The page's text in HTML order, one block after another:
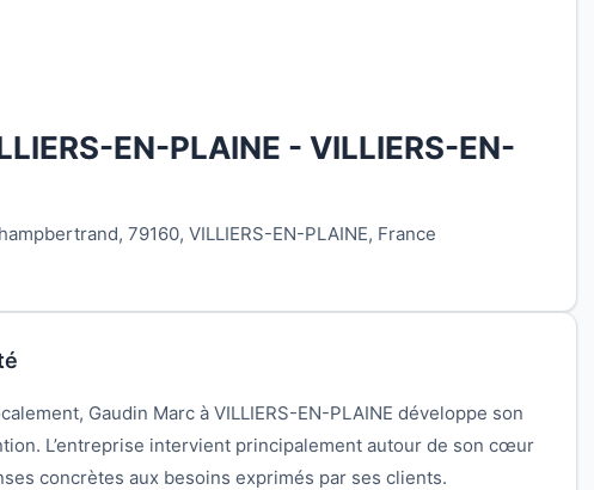
EN-PLAINE - VILLIERS-EN-
79160, VILLIERS-EN-PLAINE, France
Gaudin Marc à VILLIERS-EN-PLAINE développe son
L’entreprise intervient principalement autour de son cœur
concrètes aux besoins exprimés par ses clients.